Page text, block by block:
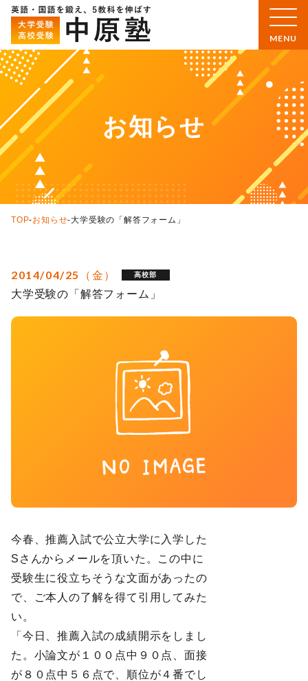
お知らせ
TOP-お知らせ-大学受験の「解答フォーム」
2014/04/25（金） 高校部
大学受験の「解答フォーム」
今春、推薦入試で公立大学に入学した
Sさんからメールを頂いた。この中に
受験生に役立ちそうな文面があったの
で、ご本人の了解を得て引用してみた
い。
「今日、推薦入試の成績開示をしまし
た。小論文が１００点中９０点、面接
が８０点中５６点で、順位が４番でし